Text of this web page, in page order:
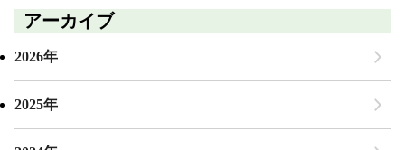
アーカイブ
2026年
2025年